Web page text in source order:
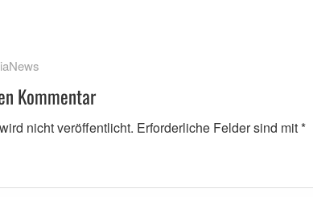
Kommentar
nicht veröffentlicht. Erforderliche Felder sind mit*